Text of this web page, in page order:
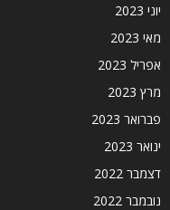
יוני 2023
מאי 2023
אפריל 2023
מרץ 2023
פברואר 2023
ינואר 2023
דצמבר 2022
נובמבר 2022